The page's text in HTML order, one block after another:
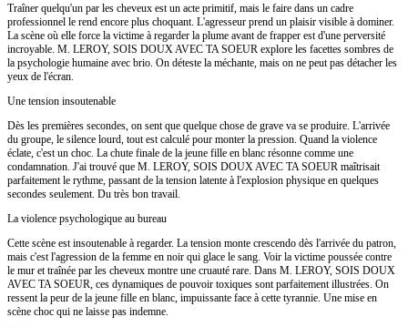
Traîner quelqu'un par les cheveux est un acte primitif, mais le faire dans un cadre
professionnel le rend encore plus choquant. L'agresseur prend un plaisir visible à dominer.
La scène où elle force la victime à regarder la plume avant de frapper est d'une perversité
incroyable. M. LEROY, SOIS DOUX AVEC TA SOEUR explore les facettes sombres de
la psychologie humaine avec brio. On déteste la méchante, mais on ne peut pas détacher les
yeux de l'écran.
Une tension insoutenable
Dès les premières secondes, on sent que quelque chose de grave va se produire. L'arrivée
du groupe, le silence lourd, tout est calculé pour monter la pression. Quand la violence
éclate, c'est un choc. La chute finale de la jeune fille en blanc résonne comme une
condamnation. J'ai trouvé que M. LEROY, SOIS DOUX AVEC TA SOEUR maîtrisait
parfaitement le rythme, passant de la tension latente à l'explosion physique en quelques
secondes seulement. Du très bon travail.
La violence psychologique au bureau
Cette scène est insoutenable à regarder. La tension monte crescendo dès l'arrivée du patron,
mais c'est l'agression de la femme en noir qui glace le sang. Voir la victime poussée contre
le mur et traînée par les cheveux montre une cruauté rare. Dans M. LEROY, SOIS DOUX
AVEC TA SOEUR, ces dynamiques de pouvoir toxiques sont parfaitement illustrées. On
ressent la peur de la jeune fille en blanc, impuissante face à cette tyrannie. Une mise en
scène choc qui ne laisse pas indemne.